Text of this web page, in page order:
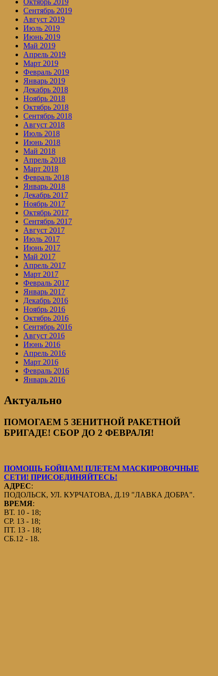
Октябрь 2019
Сентябрь 2019
Август 2019
Июль 2019
Июнь 2019
Май 2019
Апрель 2019
Март 2019
Февраль 2019
Январь 2019
Декабрь 2018
Ноябрь 2018
Октябрь 2018
Сентябрь 2018
Август 2018
Июль 2018
Июнь 2018
Май 2018
Апрель 2018
Март 2018
Февраль 2018
Январь 2018
Декабрь 2017
Ноябрь 2017
Октябрь 2017
Сентябрь 2017
Август 2017
Июль 2017
Июнь 2017
Май 2017
Апрель 2017
Март 2017
Февраль 2017
Январь 2017
Декабрь 2016
Ноябрь 2016
Октябрь 2016
Сентябрь 2016
Август 2016
Июнь 2016
Апрель 2016
Март 2016
Февраль 2016
Январь 2016
Актуально
ПОМОГАЕМ 5 ЗЕНИТНОЙ РАКЕТНОЙ
БРИГАДЕ! СБОР ДО 2 ФЕВРАЛЯ!
ПОМОЩЬ БОЙЦАМ! ПЛЕТЕМ МАСКИРОВОЧНЫЕ
СЕТИ! ПРИСОЕДИНЯЙТЕСЬ!
АДРЕС:
ПОДОЛЬСК, УЛ. КУРЧАТОВА, Д.19 "ЛАВКА ДОБРА".
ВРЕМЯ:
ВТ. 10 - 18;
СР. 13 - 18;
ПТ. 13 - 18;
СБ.12 - 18.